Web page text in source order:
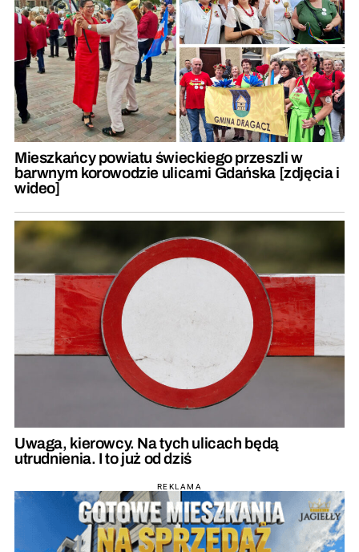
Mieszkańcy powiatu świeckiego przeszli w
barwnym korowodzie ulicami Gdańska [zdjęcia i
wideo]
Uwaga, kierowcy. Na tych ulicach będą
utrudnienia. I to już od dziś
REKLAMA